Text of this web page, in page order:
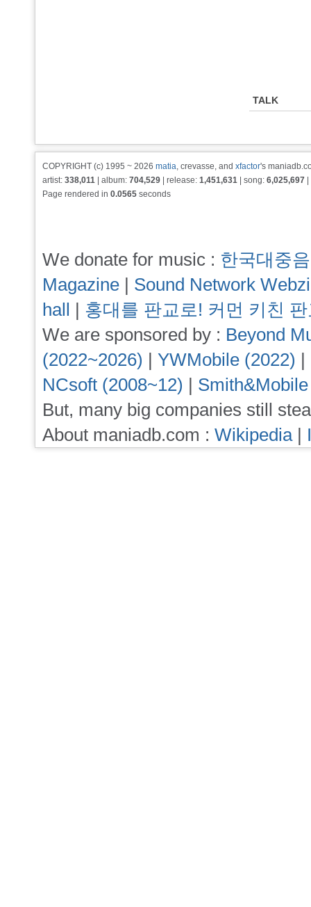
TALK
COPYRIGHT (c) 1995 ~ 2026 matia, crevasse, and xfactor's
artist: 338,011 | album: 704,529 | release: 1,451,631 | song: 6,025,697
Page rendered in 0.0565 seconds
We donate for music : 한국대중
Magazine | Sound Network
hall | 홍대를 판교로! 커먼 키친
We are sponsored by : Beyond
(2022~2026) | YWMobile (2022) |
NCsoft (2008~12) |
But, many big companies still
About maniadb.com : Wikipedia|